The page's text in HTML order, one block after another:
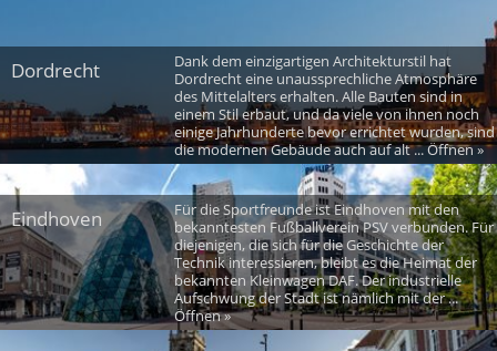
Dordrecht
Dank dem einzigartigen Architekturstil hat
Dordrecht eine unaussprechliche Atmosphäre
des Mittelalters erhalten. Alle Bauten sind in
einem Stil erbaut, und da viele von ihnen noch
einige Jahrhunderte bevor errichtet wurden, sind
die modernen Gebäude auch auf alt ... Öffnen »
Eindhoven
Für die Sportfreunde ist Eindhoven mit den
bekanntesten Fußballverein PSV verbunden. Für
diejenigen, die sich für die Geschichte der
Technik interessieren, bleibt es die Heimat der
bekannten Kleinwagen DAF. Der industrielle
Aufschwung der Stadt ist nämlich mit der ...
Öffnen »